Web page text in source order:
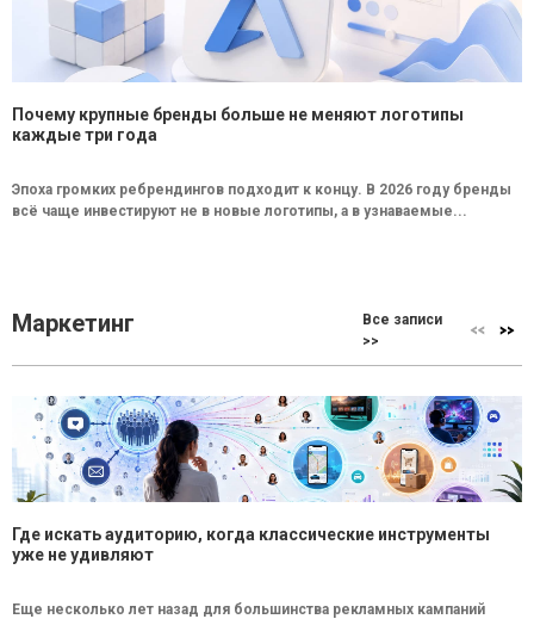
Почему крупные бренды больше не меняют логотипы
каждые три года
Эпоха громких ребрендингов подходит к концу. В 2026 году бренды
всё чаще инвестируют не в новые логотипы, а в узнаваемые...
Маркетинг
Все записи
>>
Где искать аудиторию, когда классические инструменты
уже не удивляют
Еще несколько лет назад для большинства рекламных кампаний